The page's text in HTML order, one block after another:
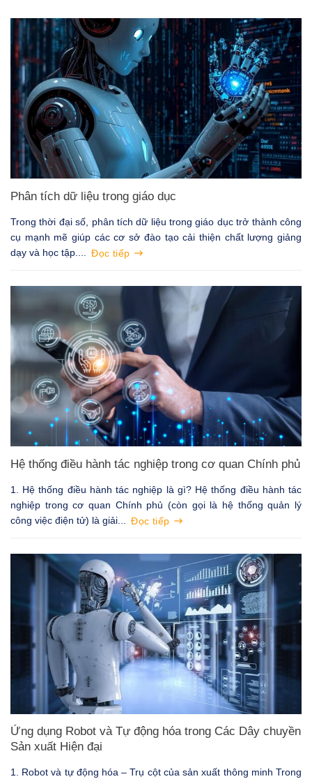
Phân tích dữ liệu trong giáo dục
Trong thời đại số, phân tích dữ liệu trong giáo dục trở thành công
cụ mạnh mẽ giúp các cơ sở đào tạo cải thiện chất lượng giảng
dạy và học tập....
Đọc tiếp
Hệ thống điều hành tác nghiệp trong cơ quan Chính phủ
1. Hệ thống điều hành tác nghiệp là gì? Hệ thống điều hành tác
nghiệp trong cơ quan Chính phủ (còn gọi là hệ thống quản lý
công việc điện tử) là giải...
Đọc tiếp
Ứng dụng Robot và Tự động hóa trong Các Dây chuyền
Sản xuất Hiện đại
1. Robot và tự động hóa – Trụ cột của sản xuất thông minh Trong